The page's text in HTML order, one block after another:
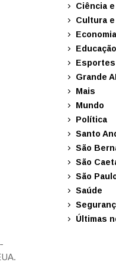
Ciência
Cultura
Economia
Educação
Esportes
Grande
Mais
Mundo
Política
Santo
São
São
São
Saúde
Últimas